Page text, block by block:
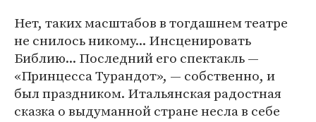
Нет, таких масштабов в тогдашнем театре
не снилось никому... Инсценировать
Библию... Последний его спектакль —
«Принцесса Турандот», — собственно, и
был праздником. Итальянская радостная
сказка о выдуманной стране несла в себе